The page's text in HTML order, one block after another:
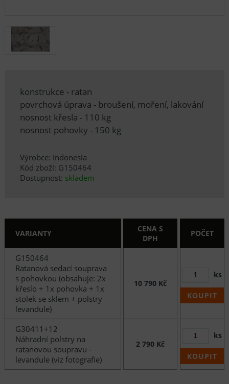
konstrukce - ratan
povrchová úprava - broušení, moření, lakování
nosnost křesla - 110 kg
nosnost pohovky - 150 kg
Výrobce: Indonesia
Kód zboží: G150464
Dostupnost: skladem
VARIANTY
CENA S
DPH
POČET
G150464
Ratanová sedací souprava
s pohovkou (obsahuje: 2x
křeslo + 1x pohovka + 1x
stolek se sklem + polstry
levandule)
10 790 Kč
ks
KOUPIT
G30411+12
Náhradní polstry na
ratanovou soupravu -
levandule (viz fotografie)
2 790 Kč
ks
KOUPIT